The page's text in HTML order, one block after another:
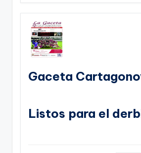
Gaceta
Listos para el